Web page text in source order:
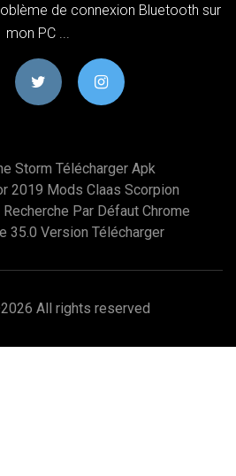
de connexion Bluetooth sur
mon PC ...
Storm Télécharger Apk
2019 Mods Claas Scorpion
Par Défaut Chrome
35.0 Version Télécharger
2026 All rights reserved